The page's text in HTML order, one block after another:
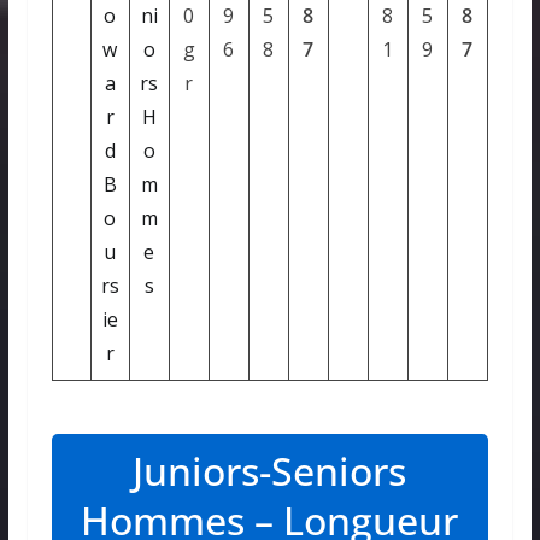
o
w
a
r
d
B
o
u
rs
ie
r
ni
o
rs
H
o
m
m
e
s
0
g
r
9
6
5
8
8
7
8
1
5
9
8
7
Juniors-Seniors
Hommes – Longueur